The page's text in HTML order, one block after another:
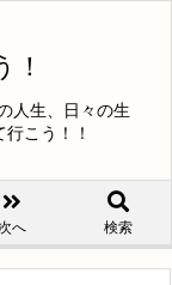
！
人生、日々の生
こう！！
次へ 検索